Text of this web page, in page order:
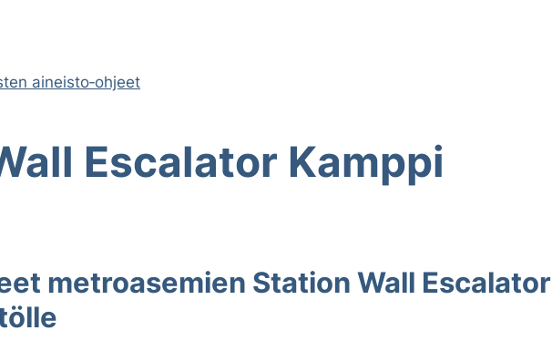
aineisto‐ohjeet
Escalator Kamppi
metroasemien Station Wall Escalator